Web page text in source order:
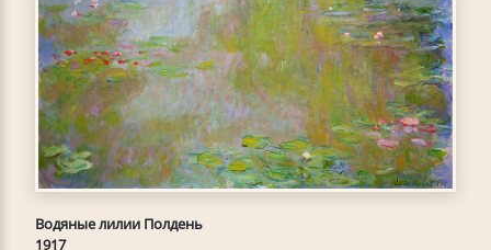
Водяные лилии Полдень
1917